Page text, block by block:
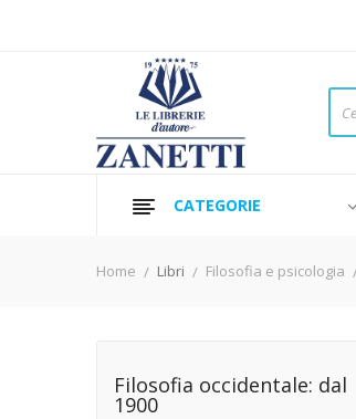
CATEGORIE
Home Libri Filosofia e psicologia
Filosofia occidentale: dal
1900